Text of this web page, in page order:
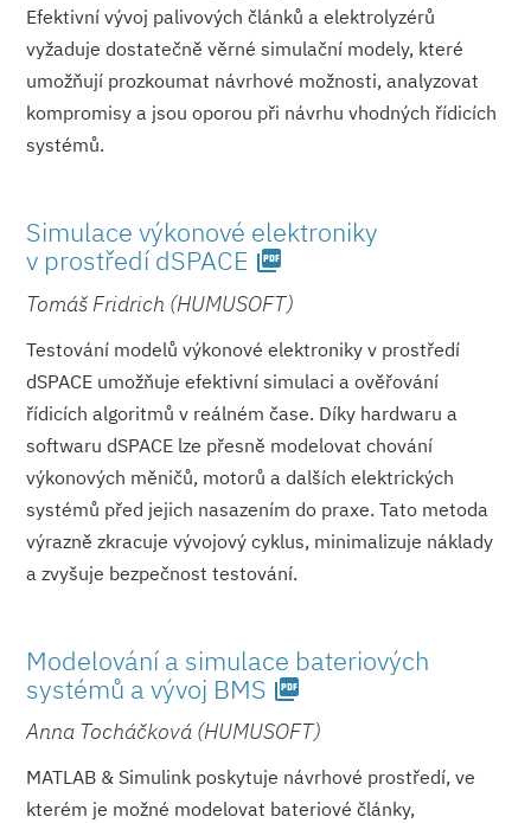
Efektivní vývoj palivových článků a elektrolyzérů
vyžaduje dostatečně věrné simulační modely, které
umožňují prozkoumat návrhové možnosti, analyzovat
kompromisy a jsou oporou při návrhu vhodných řídicích
systémů.
Simulace výkonové elektroniky
v prostředí dSPACE picture_as_pdf
Tomáš Fridrich (HUMUSOFT)
Testování modelů výkonové elektroniky v prostředí
dSPACE umožňuje efektivní simulaci a ověřování
řídicích algoritmů v reálném čase. Díky hardwaru a
softwaru dSPACE lze přesně modelovat chování
výkonových měničů, motorů a dalších elektrických
systémů před jejich nasazením do praxe. Tato metoda
výrazně zkracuje vývojový cyklus, minimalizuje náklady
a zvyšuje bezpečnost testování.
Modelování a simulace bateriových
systémů a vývoj BMS picture_as_pdf
Anna Tocháčková (HUMUSOFT)
MATLAB & Simulink poskytuje návrhové prostředí, ve
kterém je možné modelovat bateriové články,